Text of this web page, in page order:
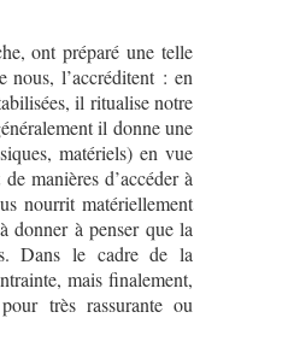
ont préparé une telle
nous, l’accréditent : en
il ritualise notre
il donne une
matériels) en vue
manières d’accéder à
nourrit matériellement
donner à penser que la
Dans le cadre de la
mais finalement,
très rassurante ou